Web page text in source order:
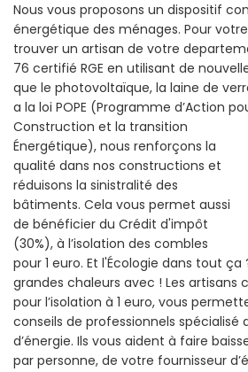
Nous vous proposons un dispositif
énergétique des ménages. Pour
trouver un artisan de votre
76 certifié RGE en utilisant de
que le photovoltaïque, la laine de
a la loi POPE (Programme d’Action
Construction et la transition
Énergétique), nous renforçons la
qualité dans nos constructions et
réduisons la sinistralité des
bâtiments. Cela vous permet aussi
de bénéficier du Crédit d'impôt
(30%), à l’isolation des combles
pour 1 euro. Et l'Écologie dans tout ça
grandes chaleurs avec ! Les artisans
pour l’isolation à 1 euro, vous
conseils de professionnels spécialisé
d’énergie. Ils vous aident à faire
par personne, de votre fournisseur